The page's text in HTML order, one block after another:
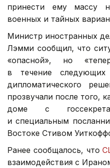
принести ему массу
военных и тайных
Министр иностранных
Лэмми сообщил, что
«опасной», но
в течение
дипломатического
прозвучали после того,
доме с
и специальным
Востоке Стивом
Ранее сообщалось, что
взаимодействия с